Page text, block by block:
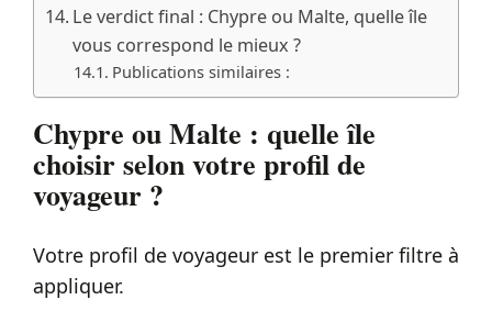
Le verdict final : Chypre ou Malte, quelle île
vous correspond le mieux ?
Publications similaires :
Chypre ou Malte : quelle île
choisir selon votre profil de
voyageur ?
Votre profil de voyageur est le premier filtre à
appliquer.